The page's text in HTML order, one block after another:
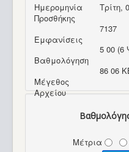
Ημερομηνία
Προσθήκης
Τρίτη,
Εμφανίσεις
7137
Βαθμολόγηση
5 00 (6
Μέγεθος
Αρχείου
86 06
Μέτρια